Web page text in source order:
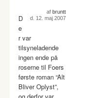
af bruntt
d. 12. maj 2007
D
e
r var
tilsyneladende
ingen ende på
roserne til Foers
første roman “Alt
Bliver Oplyst”,